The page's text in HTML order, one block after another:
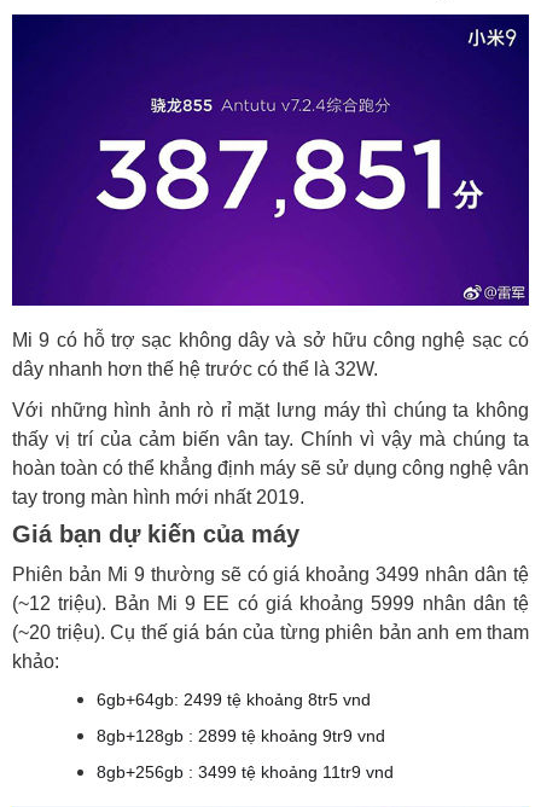
Mi 9 có hỗ trợ sạc không dây và sở hữu công nghệ sạc có
dây nhanh hơn thế hệ trước có thể là 32W.
Với những hình ảnh rò rỉ mặt lưng máy thì chúng ta không
thấy vị trí của cảm biến vân tay. Chính vì vậy mà chúng ta
hoàn toàn có thể khẳng định máy sẽ sử dụng công nghệ vân
tay trong màn hình mới nhất 2019.
Giá bạn dự kiến của máy
Phiên bản Mi 9 thường sẽ có giá khoảng 3499 nhân dân tệ
(~12 triệu). Bản Mi 9 EE có giá khoảng 5999 nhân dân tệ
(~20 triệu). Cụ thế giá bán của từng phiên bản anh em tham
khảo:
6gb+64gb: 2499 tệ khoảng 8tr5 vnd
8gb+128gb : 2899 tệ khoảng 9tr9 vnd
8gb+256gb : 3499 tệ khoảng 11tr9 vnd